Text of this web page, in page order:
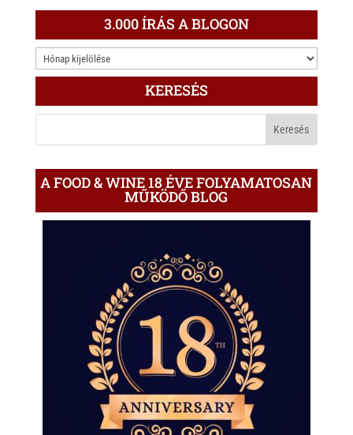
3.000 ÍRÁS A BLOGON
3.000
ÍRÁS
KERESÉS
A FOOD & WINE 18 ÉVE FOLYAMATOSAN
MŰKÖDŐ BLOG